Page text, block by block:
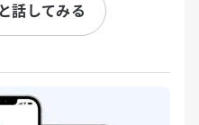
話してみる